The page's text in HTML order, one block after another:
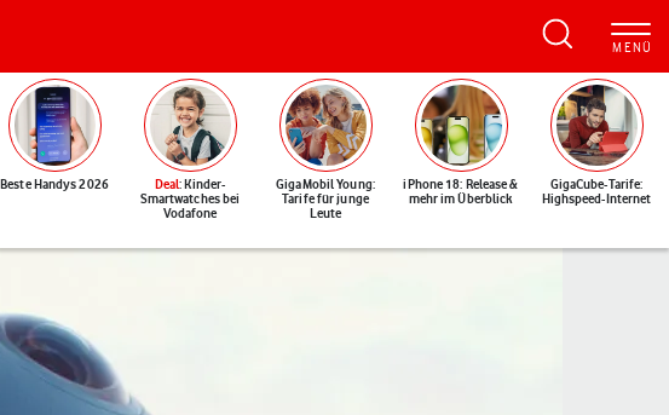
Beste Handys 2026 Deal: Kinder-
Smartwatches bei
Vodafone
GigaMobil Young:
Tarife für junge
Leute
iPhone 18: Release &
mehr im Überblick
GigaCube-Tarife:
Highspeed-Internet